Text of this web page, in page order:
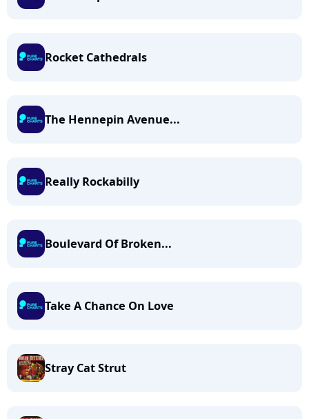
Rocket Cathedrals
The Hennepin Avenue...
Really Rockabilly
Boulevard Of Broken...
Take A Chance On Love
Stray Cat Strut